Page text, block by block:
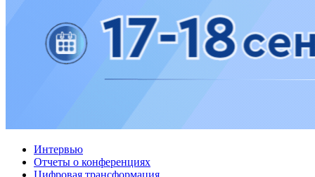
Интервью
Отчеты о конференциях
Цифровая трансформация